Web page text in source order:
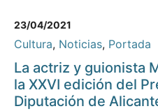
23/04/2021
Cultura, Noticias, Portada
La actriz y guionista
la XXVI edición del
Diputación de